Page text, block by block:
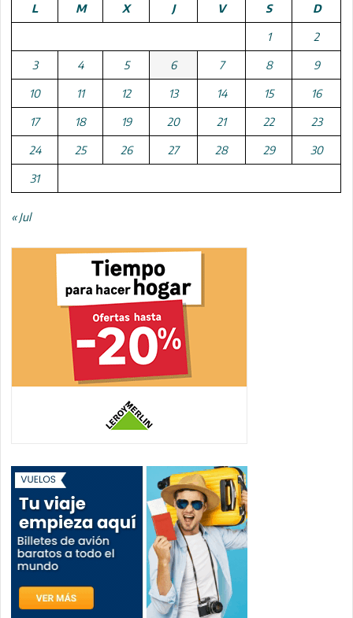
L
M X J V S D
1 2
3 4 5 6 7 8 9
10 11 12 13 14 15 16
17 18 19 20 21 22 23
24 25 26 27 28 29 30
31
« Jul